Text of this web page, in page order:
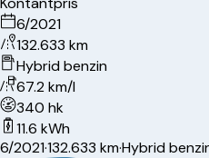
6/2021
132.633 km
Hybrid benzin
67.2 km/l
340 hk
11.6 kWh
6/2021·132.633 km·Hybrid